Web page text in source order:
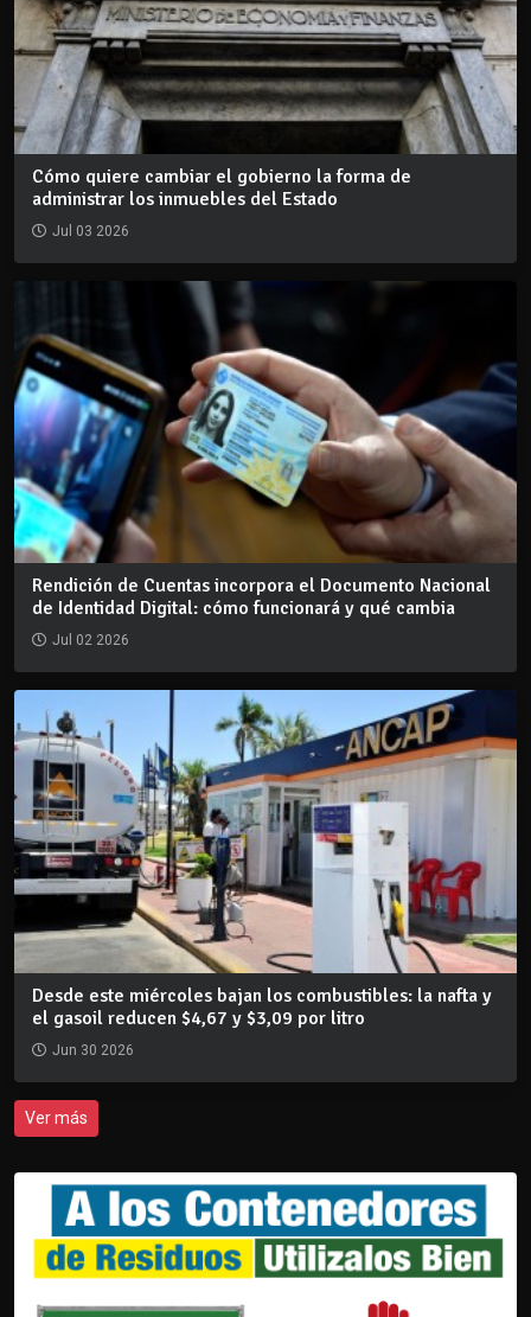
Cómo quiere cambiar el gobierno la forma de
administrar los inmuebles del Estado
Jul 03 2026
Rendición de Cuentas incorpora el Documento Nacional
de Identidad Digital: cómo funcionará y qué cambia
Jul 02 2026
Desde este miércoles bajan los combustibles: la nafta y
el gasoil reducen $4,67 y $3,09 por litro
Jun 30 2026
Ver más